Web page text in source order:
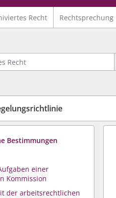
Recht Rechtsprechung
Bestimmungen
einer
Kommission
der arbeitsrechtlichen